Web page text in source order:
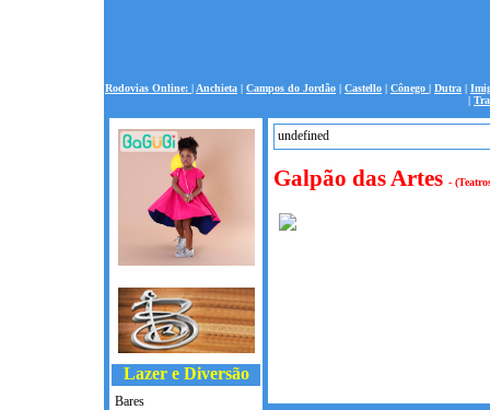
Rodovias Online: | Anchieta | Campos do Jordão | Castello | Cônego | Dutra |
|
Lazer e Diversão
Bares
undefined
Galpão das Artes -